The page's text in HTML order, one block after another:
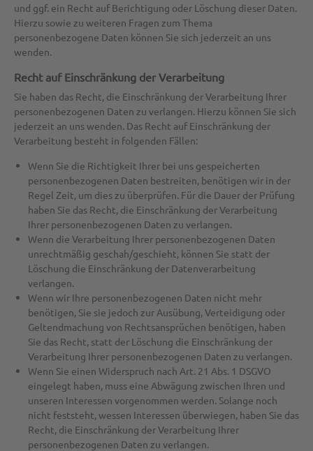
und ggf. ein Recht auf Berichtigung oder Löschung dieser Daten.
Hierzu sowie zu weiteren Fragen zum Thema
personenbezogene Daten können Sie sich jederzeit an uns
wenden.
Recht auf Einschränkung der Verarbeitung
Sie haben das Recht, die Einschränkung der Verarbeitung Ihrer
personenbezogenen Daten zu verlangen. Hierzu können Sie sich
jederzeit an uns wenden. Das Recht auf Einschränkung der
Verarbeitung besteht in folgenden Fällen:
Wenn Sie die Richtigkeit Ihrer bei uns gespeicherten
personenbezogenen Daten bestreiten, benötigen wir in der
Regel Zeit, um dies zu überprüfen. Für die Dauer der Prüfung
haben Sie das Recht, die Einschränkung der Verarbeitung
Ihrer personenbezogenen Daten zu verlangen.
Wenn die Verarbeitung Ihrer personenbezogenen Daten
unrechtmäßig geschah/geschieht, können Sie statt der
Löschung die Einschränkung der Datenverarbeitung
verlangen.
Wenn wir Ihre personenbezogenen Daten nicht mehr
benötigen, Sie sie jedoch zur Ausübung, Verteidigung oder
Geltendmachung von Rechtsansprüchen benötigen, haben
Sie das Recht, statt der Löschung die Einschränkung der
Verarbeitung Ihrer personenbezogenen Daten zu verlangen.
Wenn Sie einen Widerspruch nach Art. 21 Abs. 1 DSGVO
eingelegt haben, muss eine Abwägung zwischen Ihren und
unseren Interessen vorgenommen werden. Solange noch
nicht feststeht, wessen Interessen überwiegen, haben Sie das
Recht, die Einschränkung der Verarbeitung Ihrer
personenbezogenen Daten zu verlangen.